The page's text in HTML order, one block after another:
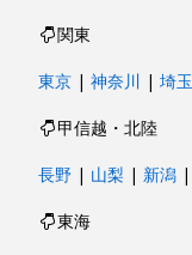
関東
東京 | 神奈川 | 埼玉
甲信越・北陸
長野 | 山梨 | 新潟 |
東海